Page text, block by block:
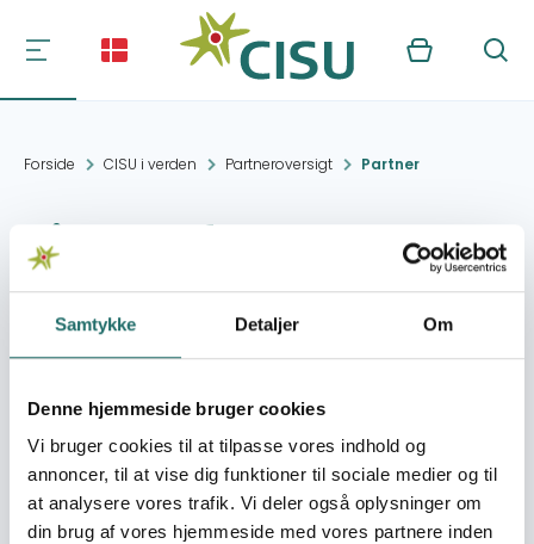
Samtykke Detaljer Om
Denne hjemmeside bruger cookies
Vi bruger cookies til at tilpasse vores indhold og
annoncer, til at vise dig funktioner til sociale medier og til
at analysere vores trafik. Vi deler også oplysninger om
din brug af vores hjemmeside med vores partnere inden
Kurv Søg
Forside CISU i verden Partneroversigt Partner
Pillars of Hope
Persons with
Disability Group
Kontakt:
Ahero
Organisation: Seniorer uden Grænser